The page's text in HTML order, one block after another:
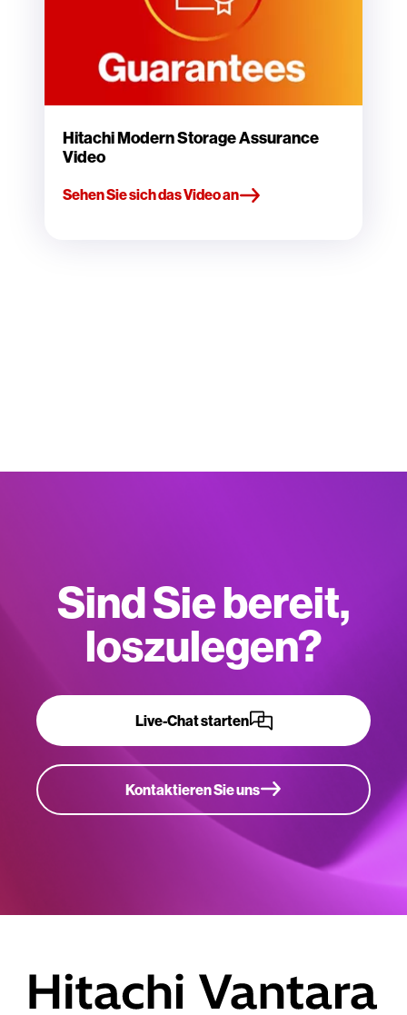
Hitachi Modern Storage Assurance
Video
Sehen Sie sich das Video an
Sind Sie bereit,
loszulegen?
Live-Chat starten
Kontaktieren Sie uns